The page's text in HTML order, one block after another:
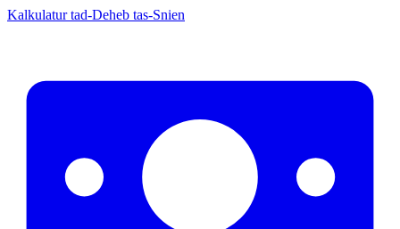
Kalkulatur tad-Deheb tas-Snien